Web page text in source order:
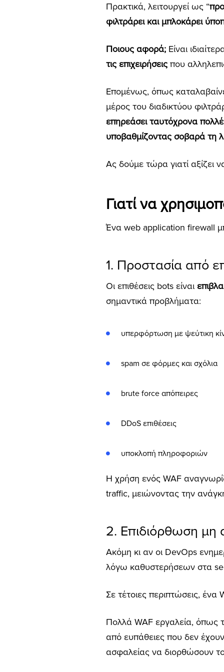
Πρακτικά, λειτουργεί ως “
φιλτράρει και μπλοκάρει
Ποιους αφορά; Είναι
τις επιχειρήσεις που
Επομένως, όπως
μέρος του διαδικτύου
επηρεάσει ταυτόχρονα
υποβαθμίζοντας σοβαρά τη
Ας δούμε τώρα γιατί αξίζει
Γιατί να
Ένα web application firewall
1. Προστασία από
Οι επιθέσεις bots είναι
σημαντικά προβλήματα:
υπερφόρτωση με ψεύτικη
spam σε φόρμες και σχόλια
brute force απόπειρες
DDoS επιθέσεις
υποκλοπή πληροφοριών
Η χρήση ενός WAF
traffic, μειώνοντας την
2. Επιδιόρθωση
Ακόμη κι αν οι DevOps
λόγω καθυστερήσεων στα
Σε τέτοιες περιπτώσεις, ένα
Πολλά WAF εργαλεία,
από ευπάθειες που δεν
ασφαλείας να διορθώσουν